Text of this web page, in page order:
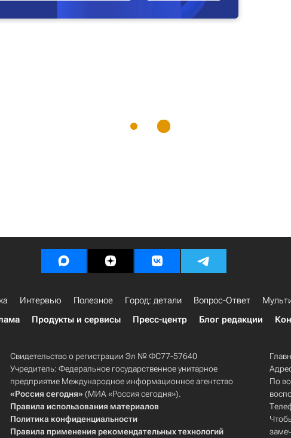
Интервью Полезное Город: детали Вопрос-Ответ
Продукты и сервисы Пресс-центр Блог редакции
Свидетельство о регистрации Эл № ФС77-57640
Учредитель: Федеральное государственное унитарное
предприятие Международное информационное агентство
«Россия сегодня» (МИА «Россия сегодня»).
Правила использования материалов
Политика конфиденциальности
Правила применения рекомендательных технологий
По